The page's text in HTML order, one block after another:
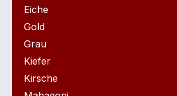
Eiche
Gold
Grau
Kiefer
Kirsche